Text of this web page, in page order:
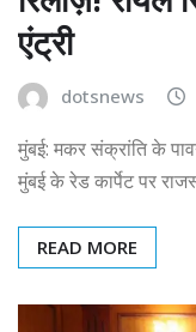
एंट्री
dotsnews
मुंबई: मकर संक्रांति के
मुंबई के रेड कार्पेट पर
READ MORE